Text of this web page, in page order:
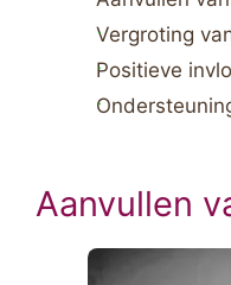
Vergroting
Positieve
Aanvullen